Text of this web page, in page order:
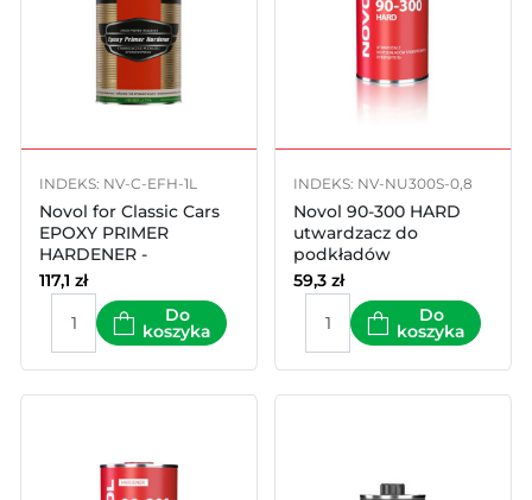
INDEKS: NV-C-EFH-1L
Novol for Classic Cars
EPOXY PRIMER
HARDENER -
Utwardzacz do
podkładu
epoksydowego 1000ml
117,1 zł
Do
koszyka
INDEKS: NV-NU300S-0,8
Novol 90-300 HARD
utwardzacz do
podkładów
epoksydowych 800ml
59,3 zł
Do
koszyka